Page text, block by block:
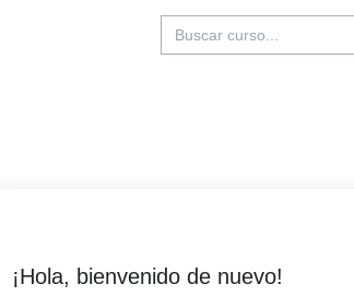
Buscar:
¡Hola, bienvenido de nuevo!